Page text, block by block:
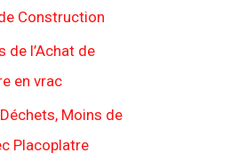
Construction
de l’Achat de
en vrac
Moins de
Placoplatre